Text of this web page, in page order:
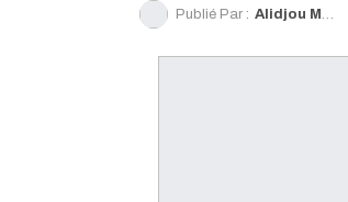
Publié Par : Alidjou Moribadougou Sylla